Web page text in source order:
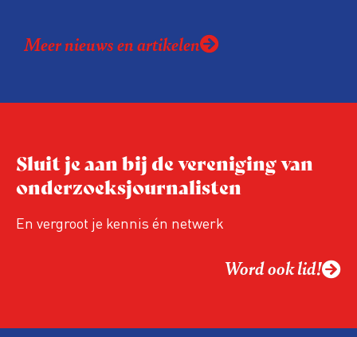
expertise te delen en elkaar te ontmoeten.
was voor het eerst op de conferentie!
Meer nieuws en artikelen
Sluit je aan bij de vereniging van
onderzoeksjournalisten
En vergroot je kennis én netwerk
Word ook lid!